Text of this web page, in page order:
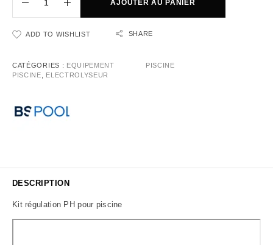
AJOUTER AU PANIER
ADD TO WISHLIST SHARE
CATÉGORIES : EQUIPEMENT
PISCINE
ELECTROLYSEUR
PISCINE
DESCRIPTION
Kit régulation PH pour piscine